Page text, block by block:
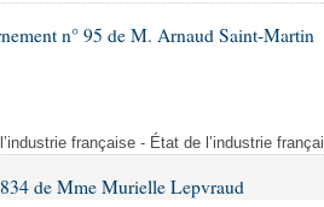
publics
n° 95 de M. Arnaud Saint-Martin
française - État de l’industrie
de Mme Murielle Lepvraud